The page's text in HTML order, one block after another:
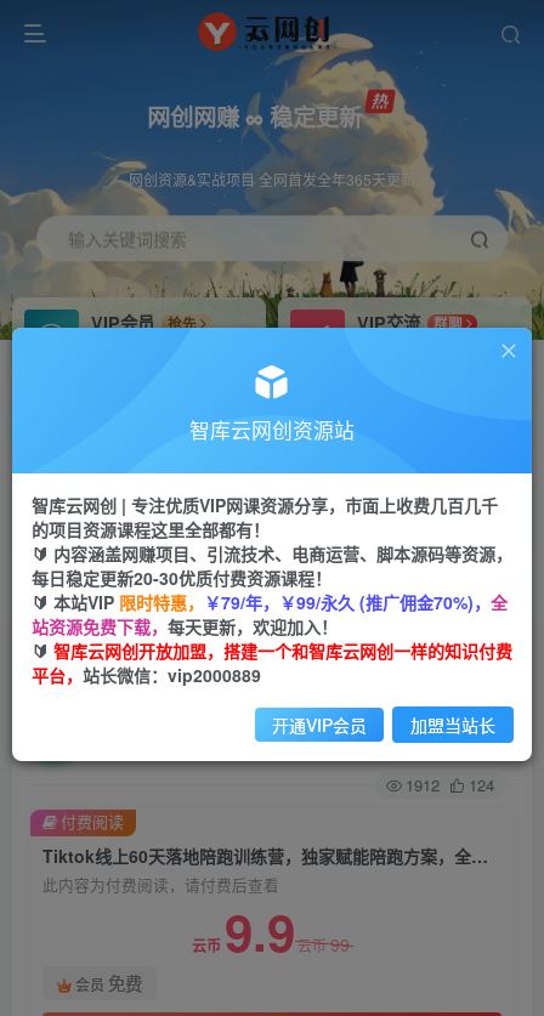
网创网赚 ∞ 稳定更新
网创资源&实战项目 全网首发全年365天更新
输入关键词搜索
VIP会员
抢先
VIP交流
群聊
研究探讨更多创业项目路子。
会员专属推广链接
网赚网创 项目
365天稳定跟新
APP下载
GO
首页 创业课程 会员免费 正文
Tiktok线上60天落地陪跑训练营，独家赋能陪跑方
案，全新运营技巧干货
关注 私信
1912 124
Tiktok线上60天落地陪跑训练营，独家赋能陪跑方案，全新运营技巧干货
此内容为付费阅读，请付费后查看
云币 9.9云币99
会员 免费
付费阅读
智库云网创资源站
智库云网创 | 专注优质VIP网课资源分享，市面上收费几百几千
的项目资源课程这里全部都有！
🔰 内容涵盖网赚项目、引流技术、电商运营、脚本源码等资源，
每日稳定更新20-30优质付费资源课程！
🔰 本站VIP 限时特惠， ￥79/年，￥99/永久 (推广佣金70%)， 全
站资源免费下载， 每天更新，欢迎加入！
🔰 智库云网创开放加盟，搭建一个和智库云网创一样的知识付费
平台， 站长微信：vip2000889
开通VIP会员 加盟当站长